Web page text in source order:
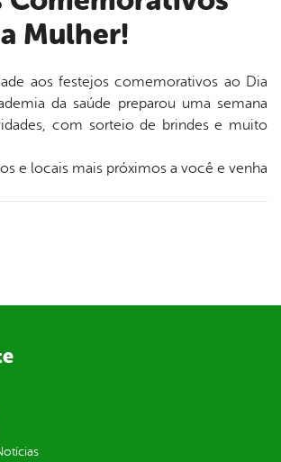
Mulher!
aos festejos comemorativos ao Dia
da saúde preparou uma semana
com sorteio de brindes e muito
e locais mais próximos a você e venha